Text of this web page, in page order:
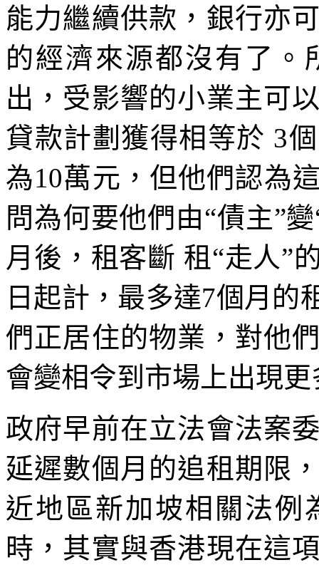
能力繼續供款，銀行亦
的經濟來源都沒有了。
出，受影響的小業主可
貸款計劃獲得相等於 3
為10萬元，但他們認為
問為何要他們由“債主”
月後，租客斷 租“走人”
日起計，最多達7個月的
們正居住的物業，對他
會變相令到市場上出現更
政府早前在立法會法案
延遲數個月的追租期限
近地區新加坡相關法例
時，其實與香港現在這